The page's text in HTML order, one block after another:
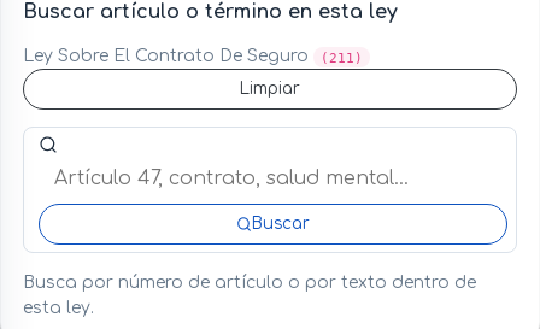
Buscar artículo o término en esta ley
Ley Sobre El Contrato De Seguro (211)
Limpiar
Buscar artículo o término en esta ley
Buscar
Busca por número de artículo o por texto dentro de
esta ley.